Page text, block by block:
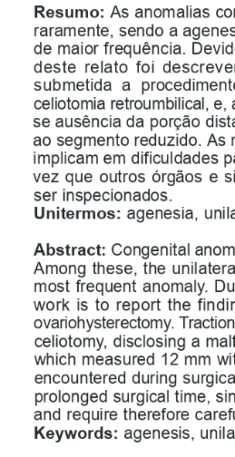
Resumo: As anomalias
raramente, sendo a
de maior frequência.
deste  relato  foi
submetida a
celiotomia retroumbilical, e,
se ausência da porção
ao segmento reduzido. As
implicam em dificuldades
vez que outros órgãos e
ser inspecionados.
Unitermos: agenesia,
Abstract: Congenital
Among these, the
most frequent anomaly.
work  is  to  report  the
ovariohysterectomy.
celiotomy,  disclosing a
which measured 12 mm
encountered during
prolonged surgical time,
and require therefore
Keywords: agenesis,